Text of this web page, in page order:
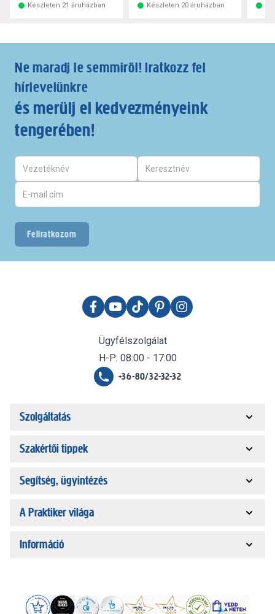
Készleten 21 áruházban
Készleten 20 áruházban
Ne maradj le semmiről! Iratkozz fel
hírlevelünkre
és merülj el kedvezményeink
tengerében!
Feliratkozom
Ügyfélszolgálat
H-P: 08:00 - 17:00
+36-80/32-32-32
Szolgáltatás
Szakértői tippek
Segítség, ügyintézés
A Praktiker világa
Információ